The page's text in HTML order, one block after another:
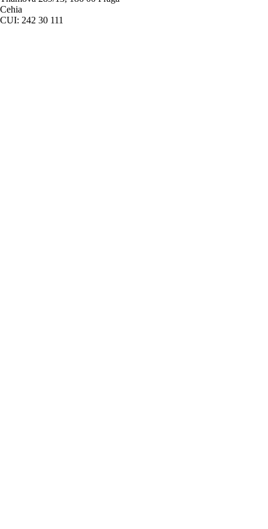
Cehia
CUI: 242 30 111